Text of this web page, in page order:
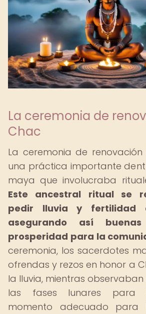
La ceremonia de
Chac
La ceremonia de
una práctica importante
maya que involucraba
Este ancestral ritual se
pedir lluvia y fertilidad
asegurando así
prosperidad para la
ceremonia, los sacerdotes
ofrendas y rezos en honor a
la lluvia, mientras
las fases lunares para
momento adecuado